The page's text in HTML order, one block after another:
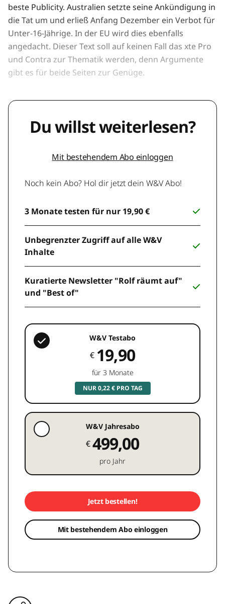
beste Publicity. Australien setzte seine Ankündigung in
die Tat um und erließ Anfang Dezember ein Verbot für
Unter-16-Jährige. In der EU wird dies ebenfalls
angedacht. Dieser Text soll auf keinen Fall das xte Pro
und Contra zur Thematik werden, denn Argumente
gibt es für beide Seiten zur Genüge.
Du willst weiterlesen?
Mit bestehendem Abo einloggen
Noch kein Abo? Hol dir jetzt dein W&V Abo!
3 Monate testen für nur 19,90 €
Unbegrenzter Zugriff auf alle W&V
Inhalte
Kuratierte Newsletter "Rolf räumt auf"
und "Best of"
W&V Testabo
€ 19,90
für 3 Monate
NUR 0,22 € PRO TAG
W&V Jahresabo
€499,00
pro Jahr
Jetzt bestellen!
Mit bestehendem Abo einloggen